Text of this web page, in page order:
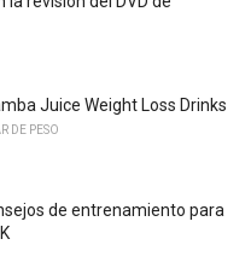
Juice Weight Loss Drinks
DE PESO
de entrenamiento para